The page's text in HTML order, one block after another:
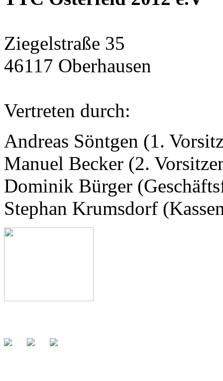
Ziegelstraße 35
46117 Oberhausen
Vertreten durch:
Andreas Söntgen (1.
Manuel Becker (2.
Dominik Bürger
Stephan Krumsdorf